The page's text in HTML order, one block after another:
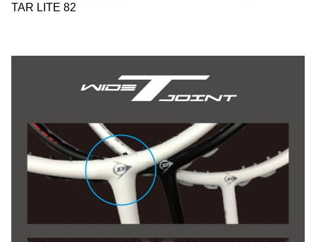
TAR LITE 82